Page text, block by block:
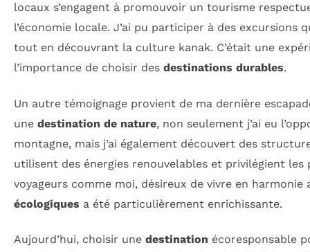
locaux s’engagent à promouvoir un tourisme
l’économie locale. J’ai pu participer à des
tout en découvrant la culture kanak. C’était une
l’importance de choisir des destinations durables.
Un autre témoignage provient de ma dernière
une destination de nature, non seulement j’ai eu
montagne, mais j’ai également découvert des
utilisent des énergies renouvelables et privilégient
voyageurs comme moi, désireux de vivre en
écologiques a été particulièrement enrichissante.
Aujourd’hui, choisir une destination écoresponsable